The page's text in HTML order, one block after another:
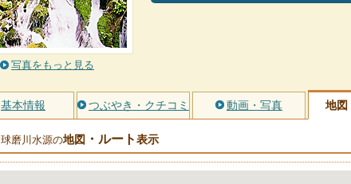
写真をもっと見る
基本情報 つぶやき・クチコミ 動画・写真 地図
球磨川水源の地図 ・ルート表示